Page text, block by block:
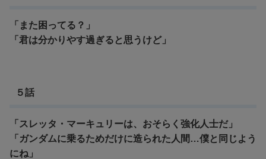
「また困ってる？」
「君は分かりやす過ぎると思うけど」
５話
「スレッタ・マーキュリーは、おそらく強化人士だ」
「ガンダムに乗るためだけに造られた人間…僕と同じよう
にね」